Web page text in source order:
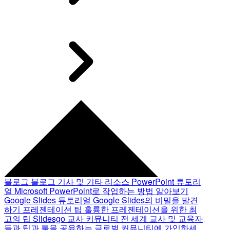
블로그 블로그 기사 및 기타 리소스 PowerPoint 튜토리
얼 Microsoft PowerPoint로 작업하는 방법 알아보기
Google Slides 튜토리얼 Google Slides의 비밀을 발견
하기 프레젠테이션 팁 훌륭한 프레젠테이션을 위한 최
고의 팁 Slidesgo 교사 커뮤니티 전 세계 교사 및 교육자